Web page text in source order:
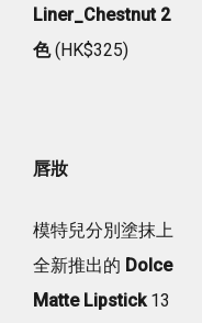
Liner_Chestnut 2
色(HK$325)
唇妝
模特兒分別塗抹上
全新推出的 Dolce
Matte Lipstick 13